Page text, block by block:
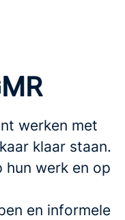
werken met
klaar staan.
hun werk en op
en informele